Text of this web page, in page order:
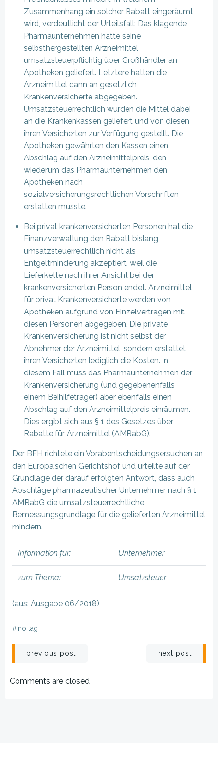
Zusammenhang ein solcher Rabatt eingeräumt
wird, verdeutlicht der Urteilsfall: Das klagende
Pharmaunternehmen hatte seine
selbsthergestellten Arzneimittel
umsatzsteuerpflichtig über Großhändler an
Apotheken geliefert. Letztere hatten die
Arzneimittel dann an gesetzlich
Krankenversicherte abgegeben.
Umsatzsteuerrechtlich wurden die Mittel dabei
an die Krankenkassen geliefert und von diesen
ihren Versicherten zur Verfügung gestellt. Die
Apotheken gewährten den Kassen einen
Abschlag auf den Arzneimittelpreis, den
wiederum das Pharmaunternehmen den
Apotheken nach
sozialversicherungsrechtlichen Vorschriften
erstatten musste.
Bei privat krankenversicherten Personen hat die
Finanzverwaltung den Rabatt bislang
umsatzsteuerrechtlich nicht als
Entgeltminderung akzeptiert, weil die
Lieferkette nach ihrer Ansicht bei der
krankenversicherten Person endet. Arzneimittel
für privat Krankenversicherte werden von
Apotheken aufgrund von Einzelverträgen mit
diesen Personen abgegeben. Die private
Krankenversicherung ist nicht selbst der
Abnehmer der Arzneimittel, sondern erstattet
ihren Versicherten lediglich die Kosten. In
diesem Fall muss das Pharmaunternehmen der
Krankenversicherung (und gegebenenfalls
einem Beihilfeträger) aber ebenfalls einen
Abschlag auf den Arzneimittelpreis einräumen.
Dies ergibt sich aus § 1 des Gesetzes über
Rabatte für Arzneimittel (AMRabG).
Der BFH richtete ein Vorabentscheidungsersuchen an
den Europäischen Gerichtshof und urteilte auf der
Grundlage der darauf erfolgten Antwort, dass auch
Abschläge pharmazeutischer Unternehmer nach § 1
AMRabG die umsatzsteuerrechtliche
Bemessungsgrundlage für die gelieferten Arzneimittel
mindern.
Information für: Unternehmer
zum Thema: Umsatzsteuer
(aus: Ausgabe 06/2018)
# no tag
Beitragsnavigation
previous post next post
Comments are closed